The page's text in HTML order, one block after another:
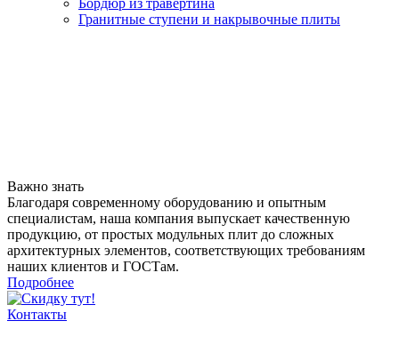
Бордюр из травертина
Гранитные ступени и накрывочные плиты
Важно знать
Благодаря современному оборудованию и опытным
специалистам, наша компания выпускает качественную
продукцию, от простых модульных плит до сложных
архитектурных элементов, соответствующих требованиям
наших клиентов и ГОСТам.
Подробнее
Контакты